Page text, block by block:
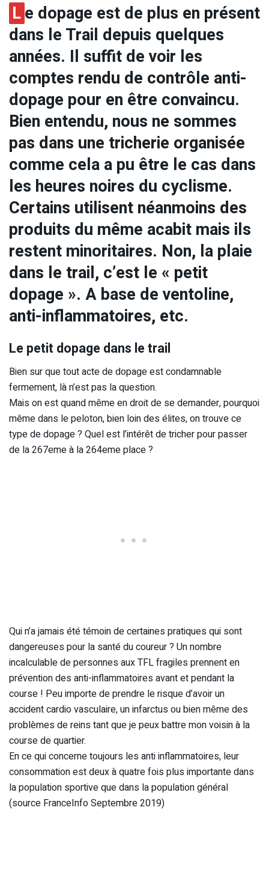
Le dopage est de plus en présent
dans le Trail depuis quelques
années. Il suffit de voir les
comptes rendu de contrôle anti-
dopage pour en être convaincu.
Bien entendu, nous ne sommes
pas dans une tricherie organisée
comme cela a pu être le cas dans
les heures noires du cyclisme.
Certains utilisent néanmoins des
produits du même acabit mais ils
restent minoritaires. Non, la plaie
dans le trail, c’est le « petit
dopage ». A base de ventoline,
anti-inflammatoires, etc.
Le petit dopage dans le trail
Bien sur que tout acte de dopage est condamnable
fermement, là n’est pas la question.
Mais on est quand même en droit de se demander, pourquoi
même dans le peloton, bien loin des élites, on trouve ce
type de dopage ? Quel est l’intérêt de tricher pour passer
de la 267eme à la 264eme place ?
Qui n’a jamais été témoin de certaines pratiques qui sont
dangereuses pour la santé du coureur ? Un nombre
incalculable de personnes aux TFL fragiles prennent en
prévention des anti-inflammatoires avant et pendant la
course ! Peu importe de prendre le risque d’avoir un
accident cardio vasculaire, un infarctus ou bien même des
problèmes de reins tant que je peux battre mon voisin à la
course de quartier.
En ce qui concerne toujours les anti inflammatoires, leur
consommation est deux à quatre fois plus importante dans
la population sportive que dans la population général
(source FranceInfo Septembre 2019)